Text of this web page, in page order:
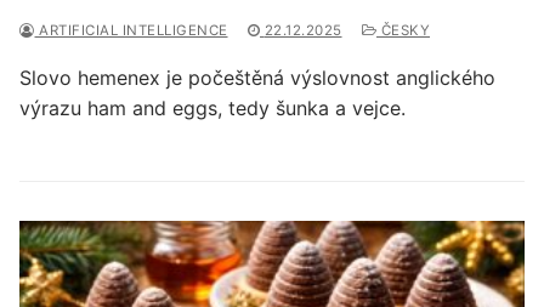
ARTIFICIAL INTELLIGENCE 22.12.2025 ČESKY
Slovo hemenex je počeštěná výslovnost anglického
výrazu ham and eggs, tedy šunka a vejce.